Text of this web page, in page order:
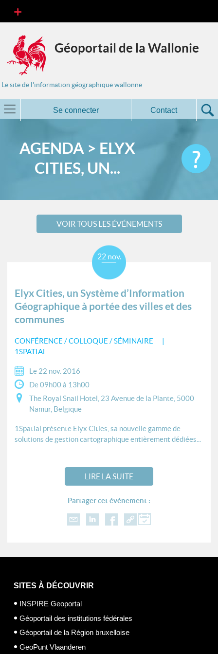
Géoportail de la Wallonie
Le site de l'information géographique wallonne
Se connecter Contact
AGENDA > ELYX
CITIES, UN...
VOIR TOUS LES ÉVÉNEMENTS
Elyx Cities, un Système d’Information
Géographique à portée des villes et des
communes
CONFÉRENCE / COLLOQUE / SÉMINAIRE
1SPATIAL
22 nov.
Le 22 nov. 2016
De 09h00 à 13h00
The Royal Snail Hotel, 23 Avenue de la Plante, 5000
Namur, Belgique
1Spatial présente Elyx Cities, sa nouvelle gamme de
solutions de gestion cartographique entièrement dédiées...
LIRE LA SUITE
Partager cet événement :
SITES À DÉCOUVRIR
INSPIRE Geoportal
Géoportail des institutions fédérales
Géoportail de la Région bruxelloise
GeoPunt Vlaanderen